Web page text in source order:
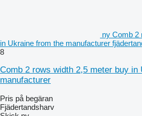
ny Comb 2
in Ukraine from the manufacturer
8
Comb 2 rows width 2,5 meter buy in
manufacturer
Pris på begäran
Fjädertandsharv